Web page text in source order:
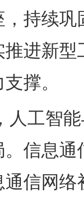
持续
进新
撑。
工智能
信息
信网